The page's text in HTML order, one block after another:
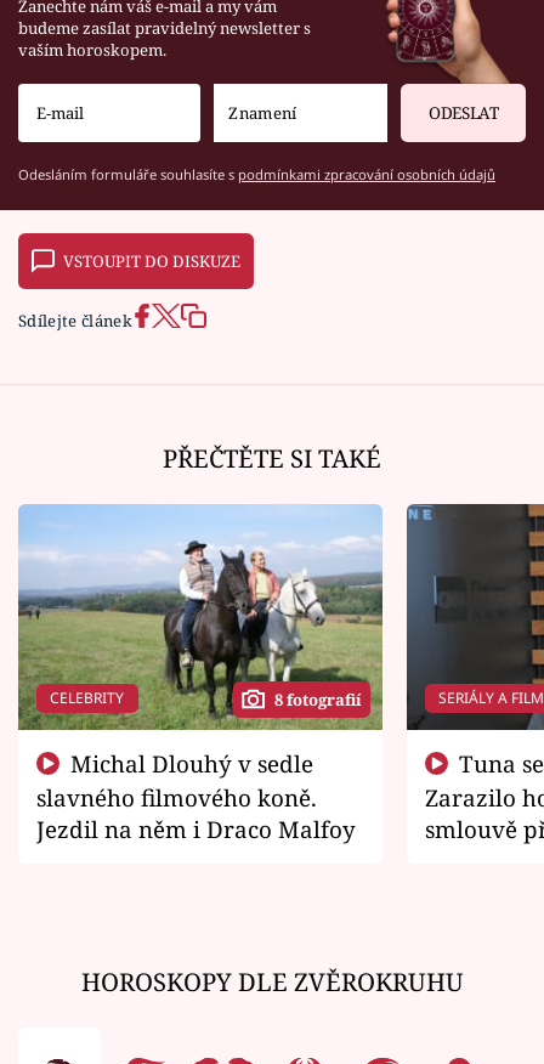
Zanechte nám váš e-mail a my vám
budeme zasílat pravidelný newsletter s
vaším horoskopem.
ODESLAT
Odesláním formuláře souhlasíte s podmínkami zpracování osobních údajů
VSTOUPIT DO DISKUZE
Sdílejte článek
PŘEČTĚTE SI TAKÉ
CELEBRITY 8 fotografií
slavného filmového koně.
Jezdil na něm i Draco Malfoy
SERIÁLY A
Zarazilo
smlouvě
HOROSKOPY DLE ZVĚROKRUHU